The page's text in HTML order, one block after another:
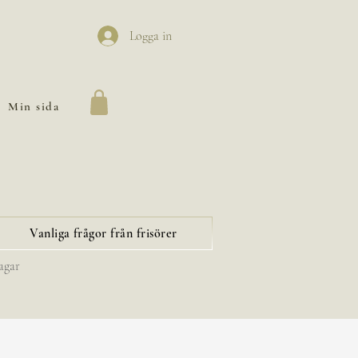
Logga in
Min sida
Vanliga frågor från frisörer